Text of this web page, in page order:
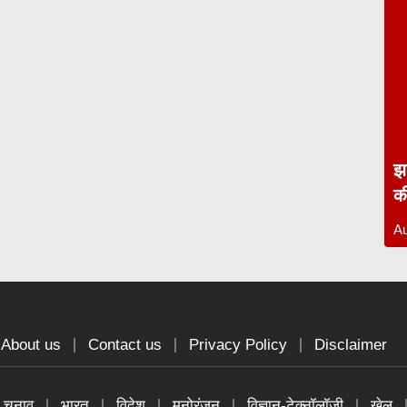
About us Contact us Privacy Policy Disclaimer